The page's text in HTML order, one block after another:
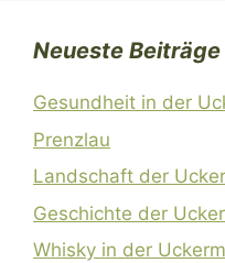
Neueste Beiträge
Gesundheit in der
Prenzlau
Landschaft der
Geschichte der
Whisky in der